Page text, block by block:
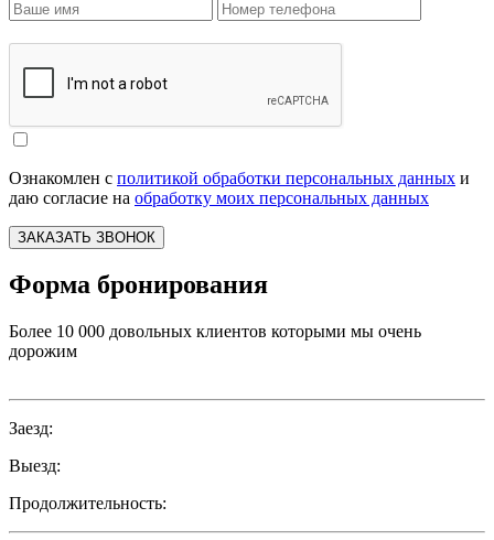
Ознакомлен с политикой обработки персональных данных и
даю согласие на обработку моих персональных данных
ЗАКАЗАТЬ ЗВОНОК
Форма бронирования
Более 10 000 довольных клиентов которыми мы очень
дорожим
Заезд:
Выезд:
Продолжительность: